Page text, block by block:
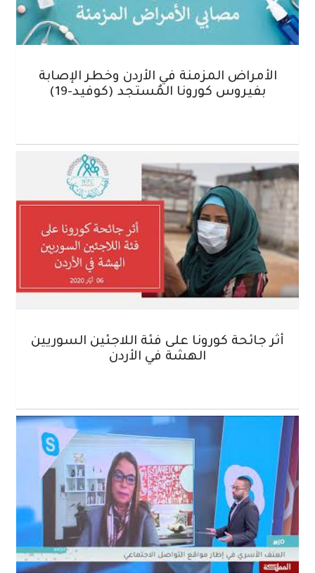
الأمراض المزمنة في الأردن وخطر الإصابة
بفيروس كورونا المُستجد (كوفيد-19)
أثر جائحة كورونا على فئة اللاجئين السوريين
الهشة في الأردن